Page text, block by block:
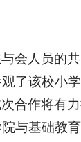
会人员的
了该校小
合作将有
与基础教